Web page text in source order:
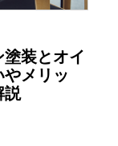
装とオイ
メリッ
説